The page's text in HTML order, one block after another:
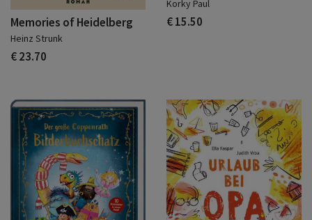
Memories of Heidelberg
Heinz Strunk
€ 23.70
Korky Paul
€ 15.50